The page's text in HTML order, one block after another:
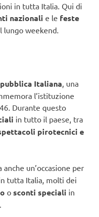
in tutta Italia. Qui di
nazionali e le feste
weekend.
Italiana , una
l’istituzione
Durante questo
in tutto il paese, tra
pirotecnici e
anche un’occasione per
tutta Italia, molti dei
o sconti speciali in